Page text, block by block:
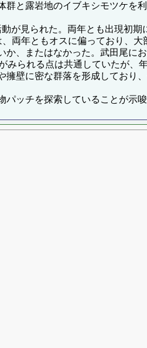
と露岩地のイブキシモツケを
が見られた。両年とも出現初期
両年ともオスに偏っており、大
か、またはなかった。武田尾に
られる点は共通していたが、
擁壁に密な群落を形成しており
ッチを探索していることが示唆